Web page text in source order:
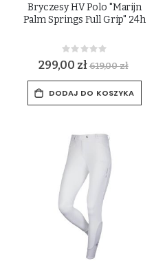
Bryczesy HV Polo "Marijn
Palm Springs Full Grip" 24h
Rating:
0%
299,00 zł619,00 zł
DODAJ DO KOSZYKA